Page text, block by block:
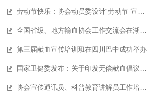
劳动节快乐：协会动员委设计“劳动节”宣传海报，感谢无私奉献！
全国省级、地方输血协会工作交流会在湖北十堰召开
第三届献血宣传培训班在四川巴中成功举办
国家卫健委发布：关于印发无偿献血倡议书的通知
协会宣传通讯员、科普教育讲解员工作培训会顺利召开